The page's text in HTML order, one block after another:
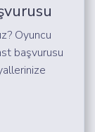
Oyuncu
başvurusu